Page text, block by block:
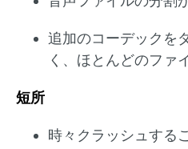
追加のコーデックを
く、ほとんどのファ
短所
時々クラッシュする